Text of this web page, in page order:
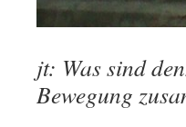
jt: Was sind
Bewegung